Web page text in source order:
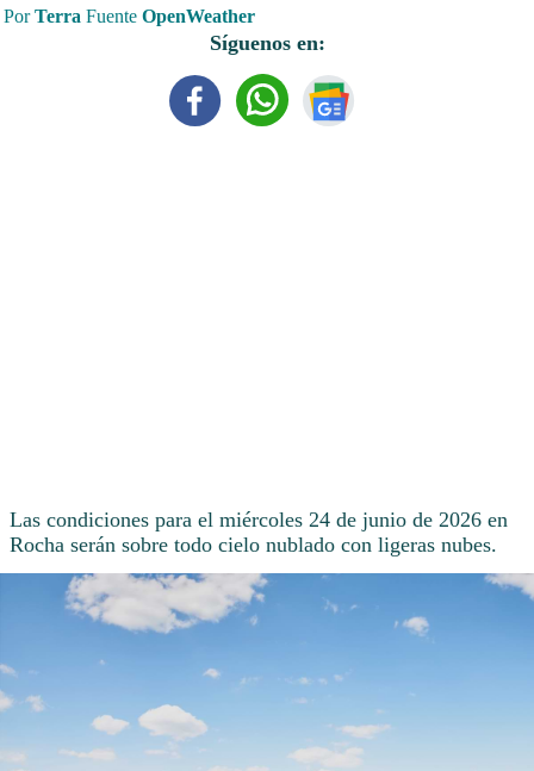
PorTerra Fuente OpenWeather
Síguenos en:
Las condiciones para el miércoles 24 de junio de 2026 en
Rocha serán sobre todo cielo nublado con ligeras nubes.